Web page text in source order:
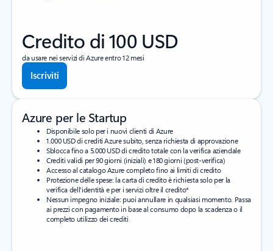
Credito di 100 USD
da usare nei servizi di Azure entro 12 mesi
Iscriviti
Azure per le Startup
Disponibile solo per i nuovi clienti di Azure
1.000 USD di crediti Azure subito, senza richiesta di approvazione
Sblocca fino a 5.000 USD di credito totale con la verifica aziendale
Crediti validi per 90 giorni (iniziali) e 180 giorni (post-verifica)
Accesso al catalogo Azure completo fino ai limiti di credito
Protezione delle spese: la carta di credito è richiesta solo per la
verifica dell'identità e per i servizi oltre il credito*
Nessun impegno iniziale: puoi annullare in qualsiasi momento. Passa
ai prezzi con pagamento in base al consumo dopo la scadenza o il
completo utilizzo dei crediti